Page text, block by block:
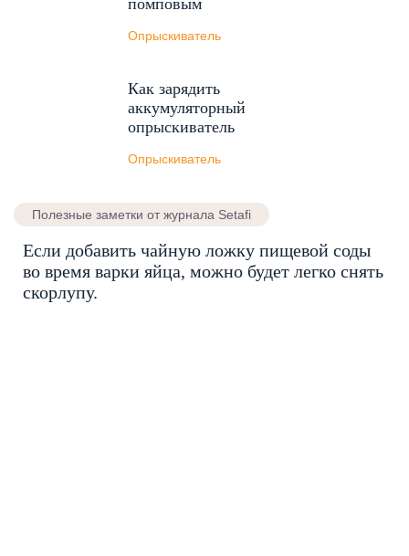
Опрыскиватель
Как зарядить
аккумуляторный
опрыскиватель
Опрыскиватель
Полезные заметки от журнала Setafi